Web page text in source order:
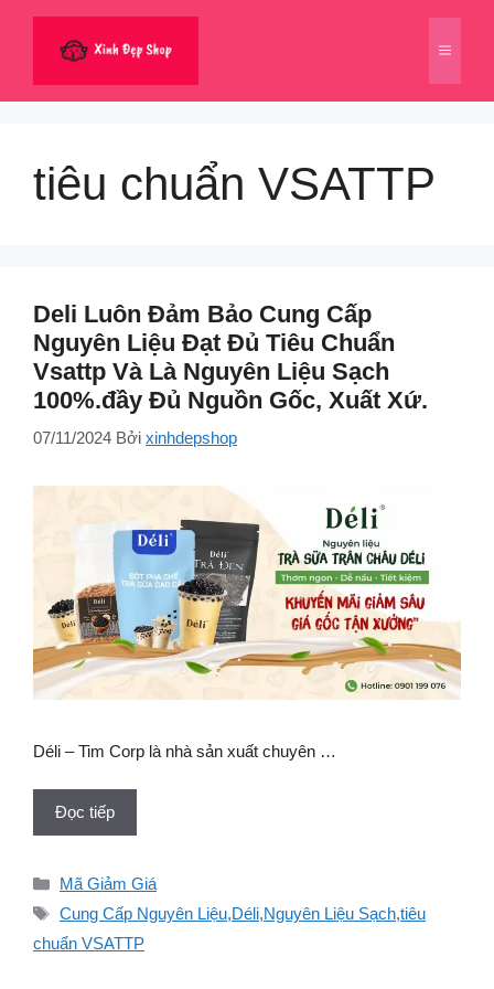
dung
Menu
tiêu chuẩn VSATTP
Deli Luôn Đảm Bảo Cung Cấp
Nguyên Liệu Đạt Đủ Tiêu Chuẩn
Vsattp Và Là Nguyên Liệu Sạch
100%.đầy Đủ Nguồn Gốc, Xuất Xứ.
07/11/2024 Bởi xinhdepshop
Déli – Tim Corp là nhà sản xuất chuyên …
Đọc tiếp
Danh
mục
Mã Giảm Giá
Thẻ
Cung Cấp Nguyên Liệu,Déli,Nguyên Liệu Sạch,tiêu
chuẩn VSATTP